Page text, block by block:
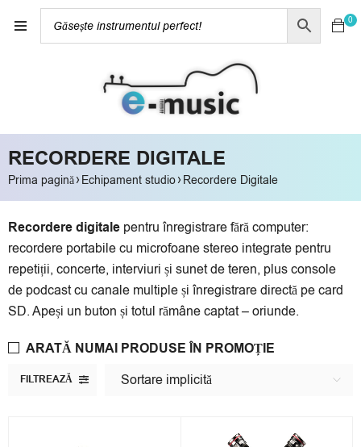
0
RECORDERE DIGITALE
Prima pagină› Echipament studio› Recordere Digitale
Recordere digitale pentru înregistrare fără computer:
recordere portabile cu microfoane stereo integrate pentru
repetiții, concerte, interviuri și sunet de teren, plus console
de podcast cu canale multiple și înregistrare directă pe card
SD. Apeși un buton și totul rămâne captat – oriunde.
FILTREAZĂ Sortare implicită
ARATĂ NUMAI PRODUSE ÎN PROMOȚIE